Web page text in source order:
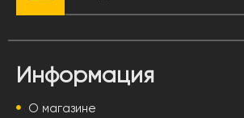
Информация
О магазине